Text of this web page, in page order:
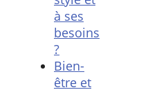
à ses
besoins
?
Bien-
être et